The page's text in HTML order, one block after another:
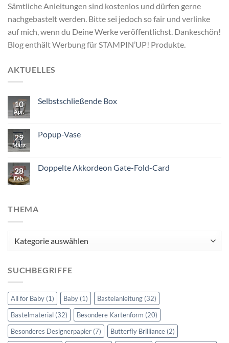
Sämtliche Anleitungen sind kostenlos und dürfen gerne
nachgebastelt werden. Bitte sei jedoch so fair und verlinke
auf mich, wenn du Deine Werke veröffentlichst. Dankeschön!
Blog enthält Werbung für STAMPIN’UP! Produkte.
AKTUELLES
10
Apr.
Selbstschließende Box
29
März
Popup-Vase
28
Feb.
Doppelte Akkordeon Gate-Fold-Card
THEMA
SUCHBEGRIFFE
All for Baby (1) Baby (1) Bastelanleitung (32)
Bastelmaterial (32) Besondere Kartenform (20)
Besonderes Designerpapier (7) Butterfly Brilliance (2)